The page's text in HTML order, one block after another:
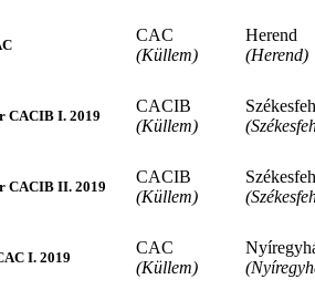
CAC
(Küllem)
Herend
(Herend)
CACIB I. 2019
CACIB
(Küllem)
CACIB II. 2019
CACIB
(Küllem)
I. 2019
CAC
(Küllem)